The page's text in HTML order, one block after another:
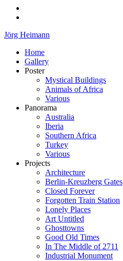
Jörg Heimann
Home
Gallery
Poster
Mystical Buildings
Animals of Africa
Various
Panorama
Australia
Iberia
Southern Africa
Turkey
Various
Projects
Architecture
Berlin-Kreuzberg Gates
Closed Forever
Forgotten Train Station
Lonely Places
Art Untitled
Ghosttowns
Good Old Times
In The Middle of 2711
Industrial Monument